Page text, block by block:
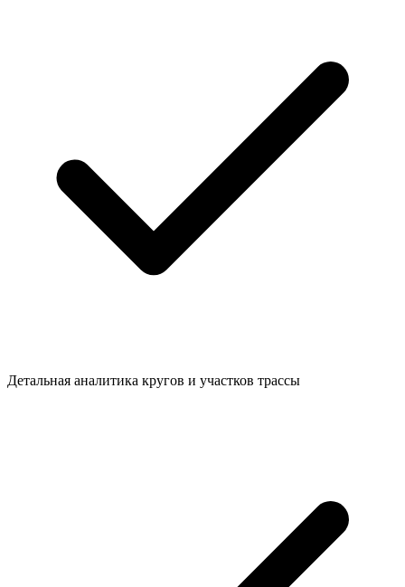
Детальная аналитика кругов и участков трассы